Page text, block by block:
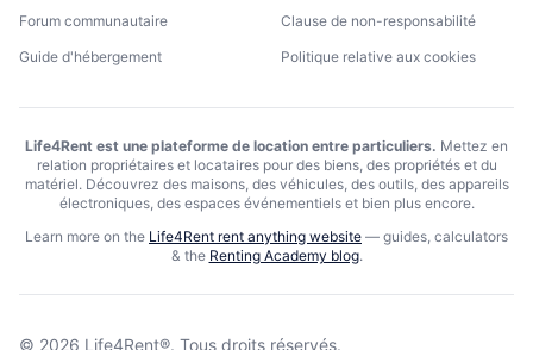
Forum communautaire
Guide d'hébergement
Clause de non-responsabilité
Politique relative aux cookies
Life4Rent est une plateforme de location entre particuliers. Mettez en
relation propriétaires et locataires pour des biens, des propriétés et du
matériel. Découvrez des maisons, des véhicules, des outils, des appareils
électroniques, des espaces événementiels et bien plus encore.
Learn more on the Life4Rent rent anything website — guides, calculators
& the Renting Academy blog.
© 2026 Life4Rent®. Tous droits réservés.